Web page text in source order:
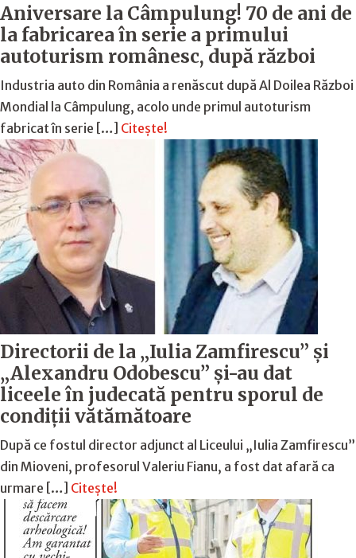
Aniversare la Câmpulung! 70 de ani de
la fabricarea în serie a primului
autoturism românesc, după război
Industria auto din România a renăscut după Al Doilea Război
Mondial la Câmpulung, acolo unde primul autoturism
fabricat în serie […] Citește!
Directorii de la „Iulia Zamfirescu” și
„Alexandru Odobescu” și-au dat
liceele în judecată pentru sporul de
condiții vătămătoare
După ce fostul director adjunct al Liceului „Iulia Zamfirescu”
din Mioveni, profesorul Valeriu Fianu, a fost dat afară ca
urmare […] Citește!